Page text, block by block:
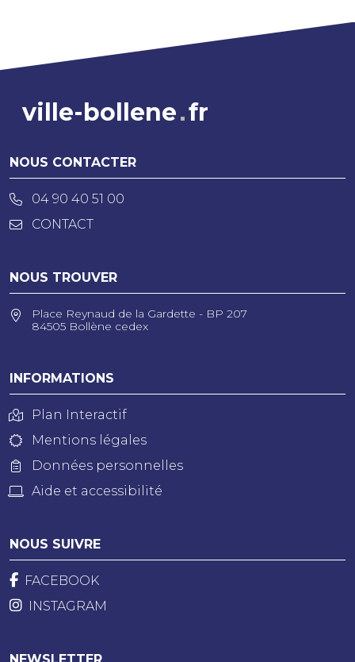
ville-bollene fr
NOUS CONTACTER
04 90 40 51 00
CONTACT
NOUS TROUVER
Place Reynaud de la Gardette - BP 207
84505 Bollène cedex
INFORMATIONS
Plan Interactif
Mentions légales
Données personnelles
Aide et accessibilité
NOUS SUIVRE
FACEBOOK
INSTAGRAM